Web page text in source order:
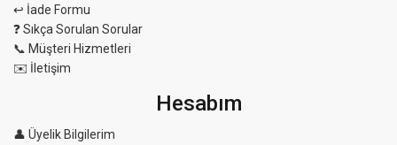
↩️ İade Formu
❓ Sıkça Sorulan Sorular
📞 Müşteri Hizmetleri
✉️ İletişim
Hesabım
👤 Üyelik Bilgilerim